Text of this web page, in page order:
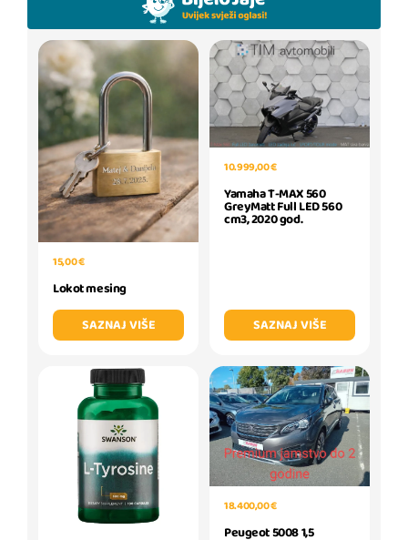
15,00 €
Lokot mesing
SAZNAJ VIŠE
10.999,00 €
Yamaha T-MAX 560
GreyMatt Full LED 560
cm3, 2020 god.
SAZNAJ VIŠE
18.400,00 €
Peugeot 5008 1,5